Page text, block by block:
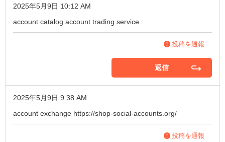
2025年5月9日 10:12 AM
account catalog account trading service
投稿を通報
返信
2025年5月9日 9:38 AM
account exchange https://shop-social-accounts.org/
投稿を通報